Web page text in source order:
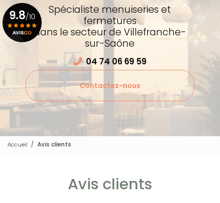
Spécialiste menuiseries et
fermetures
dans le secteur de Villefranche-
sur-Saône
04 74 06 69 59
Contactez-nous
9.8/10
Accueil Avis clients
Avis clients